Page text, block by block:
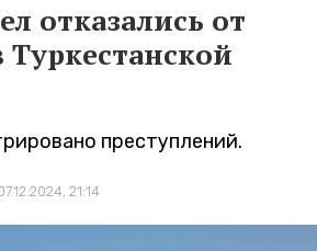
отказались от
Туркестанской
преступлений.
21:14